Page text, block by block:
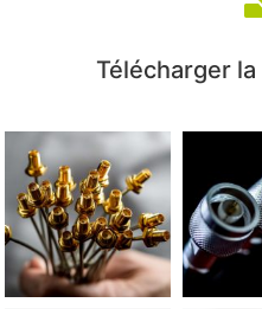
Télécharger